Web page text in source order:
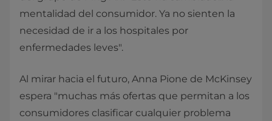
mentalidad del consumidor. Ya no sienten la
necesidad de ir a los hospitales por
enfermedades leves".
Al mirar hacia el futuro, Anna Pione de McKinsey
espera "muchas más ofertas que permitan a los
consumidores clasificar cualquier problema